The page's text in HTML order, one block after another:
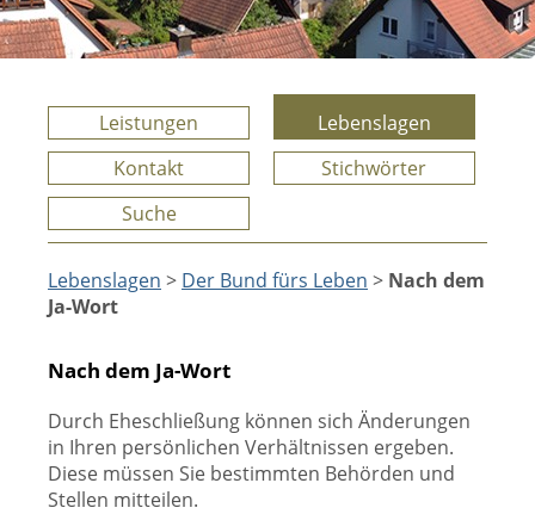
Leistungen
Lebenslagen
Kontakt
Stichwörter
Suche
Lebenslagen > Der Bund fürs Leben > Nach dem
Ja-Wort
Nach dem Ja-Wort
Durch Eheschließung können sich Änderungen
in Ihren persönlichen Verhältnissen ergeben.
Diese müssen Sie bestimmten Behörden und
Stellen mitteilen.